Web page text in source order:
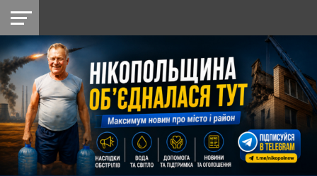
НІКОПОЛЬ
РАЙОН
СІЧЕСЛАВСЬКА
УКРАЇНА
РЕТРО
НІКОПОЛЬ
ЛАЙТ
УКРАЇНА
ДОПОМОГА
РАДІО